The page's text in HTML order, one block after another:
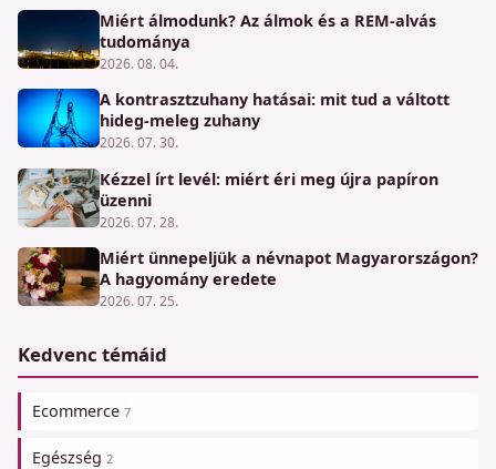
Miért álmodunk? Az álmok és a REM-alvás
tudománya
2026. 08. 04.
A kontrasztzuhany hatásai: mit tud a váltott
hideg-meleg zuhany
2026. 07. 30.
Kézzel írt levél: miért éri meg újra papíron
üzenni
2026. 07. 28.
Miért ünnepeljük a névnapot Magyarországon?
A hagyomány eredete
2026. 07. 25.
Kedvenc témáid
Ecommerce 7
Egészség 2